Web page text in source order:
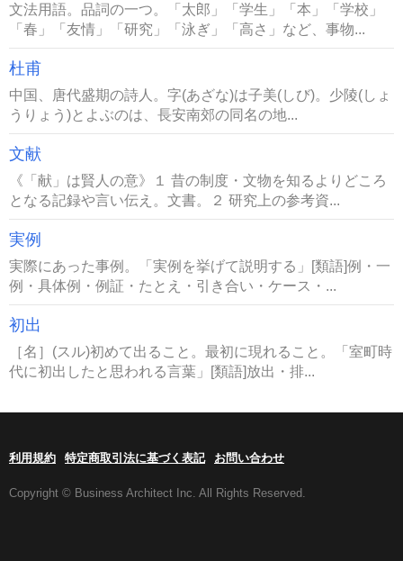
文法用語。品詞の一つ。「太郎」「学生」「本」「学校」
「春」「友情」「研究」「泳ぎ」「高さ」など、事物...
杜甫
中国、唐代盛期の詩人。字(あざな)は子美(しび)。少陵(しょ
うりょう)とよぶのは、長安南郊の同名の地...
文献
《「献」は賢人の意》１ 昔の制度・文物を知るよりどころ
となる記録や言い伝え。文書。２ 研究上の参考資...
実例
実際にあった事例。「実例を挙げて説明する」[類語]例・一
例・具体例・例証・たとえ・引き合い・ケース・...
初出
［名］(スル)初めて出ること。最初に現れること。「室町時
代に初出したと思われる言葉」[類語]放出・排...
利用規約 特定商取引法に基づく表記 お問い合わせ
Copyright © Business Architect Inc. All Rights Reserved.